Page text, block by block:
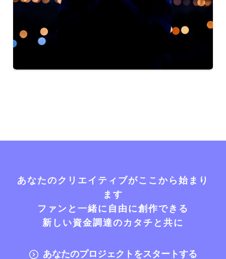
あなたのクリエイティブがここから始まり
ます
ファンと一緒に自由に創作できる
新しい資金調達のカタチと共に
あなたのプロジェクトをスタートする